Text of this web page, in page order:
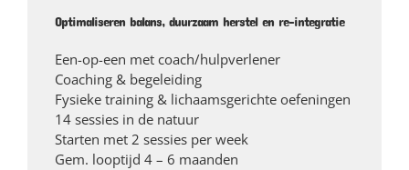
Optimaliseren balans, duurzaam herstel en re-integratie
Een-op-een met coach/hulpverlener
Coaching & begeleiding
Fysieke training & lichaamsgerichte oefeningen
14 sessies in de natuur
Starten met 2 sessies per week
Gem. looptijd 4 – 6 maanden